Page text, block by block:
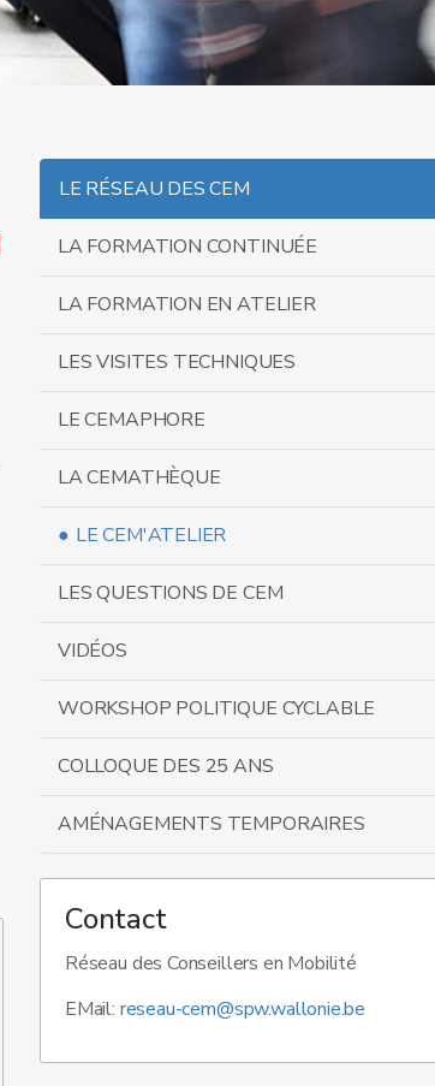
LE RÉSEAU DES CEM
LA FORMATION CONTINUÉE
LA FORMATION EN ATELIER
LES VISITES TECHNIQUES
LE CEMAPHORE
LA CEMATHÈQUE
LE CEM'ATELIER
LES QUESTIONS DE CEM
VIDÉOS
WORKSHOP POLITIQUE CYCLABLE
COLLOQUE DES 25 ANS
AMÉNAGEMENTS TEMPORAIRES
Contact
Réseau des Conseillers en Mobilité
EMail: reseau-cem@spw.wallonie.be